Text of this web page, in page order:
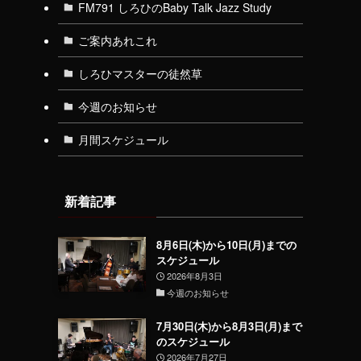
FM791 しろひのBaby Talk Jazz Study
ご案内あれこれ
しろひマスターの徒然草
今週のお知らせ
月間スケジュール
新着記事
8月6日(木)から10日(月)までの
スケジュール
2026年8月3日
今週のお知らせ
7月30日(木)から8月3日(月)まで
のスケジュール
2026年7月27日